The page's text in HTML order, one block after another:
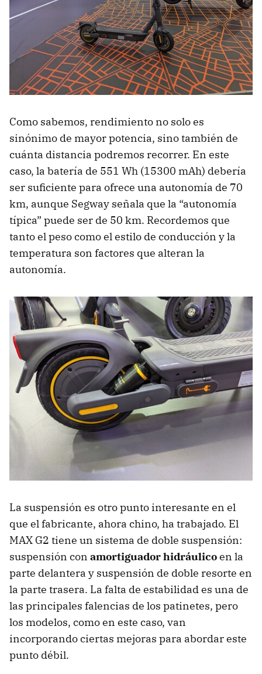
Como sabemos, rendimiento no solo es
sinónimo de mayor potencia, sino también de
cuánta distancia podremos recorrer. En este
caso, la batería de 551 Wh (15300 mAh) debería
ser suficiente para ofrece una autonomía de 70
km, aunque Segway señala que la “autonomía
típica” puede ser de 50 km. Recordemos que
tanto el peso como el estilo de conducción y la
temperatura son factores que alteran la
autonomía.
La suspensión es otro punto interesante en el
que el fabricante, ahora chino, ha trabajado. El
MAX G2 tiene un sistema de doble suspensión:
suspensión con amortiguador hidráulicoen la
parte delantera y suspensión de doble resorte en
la parte trasera. La falta de estabilidad es una de
las principales falencias de los patinetes, pero
los modelos, como en este caso, van
incorporando ciertas mejoras para abordar este
punto débil.